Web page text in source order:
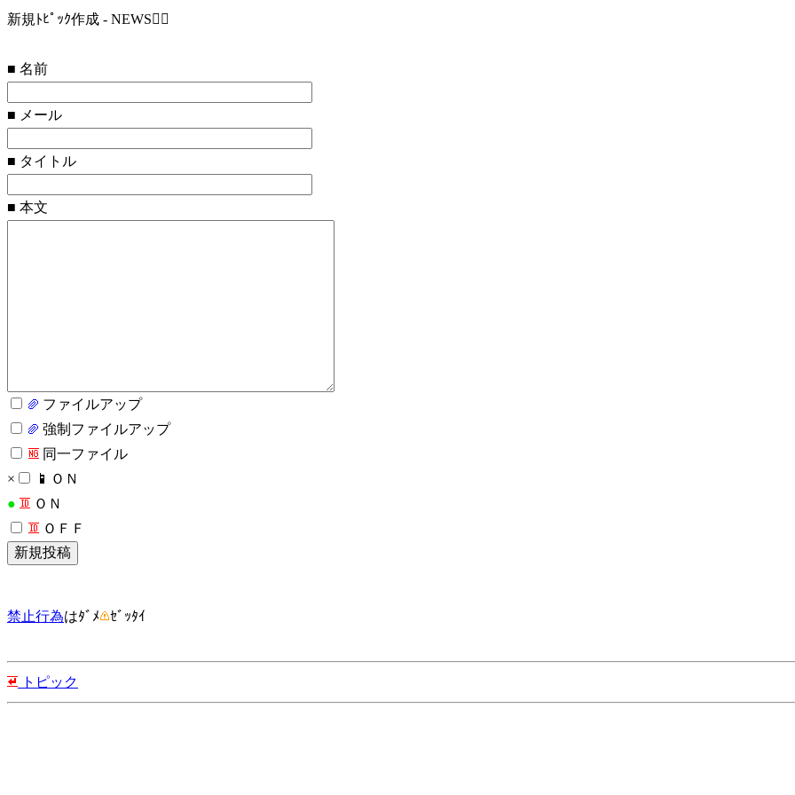
新規ﾄﾋﾟｯｸ作成 - ΝЕWS
■ 名前
■ メール
■ タイトル
■ 本文
ファイルアップ
強制ファイルアップ
同一ファイル
×
ＯＮ
●
ＯＮ
ＯＦＦ
禁止行為はﾀﾞﾒ ｾﾞｯﾀｲ
トピック